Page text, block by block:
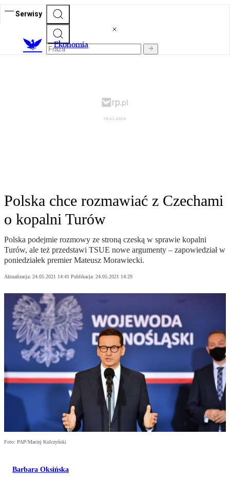
Serwisy
Ekonomia
Polska chce rozmawiać z Czechami
o kopalni Turów
Polska podejmie rozmowy ze stroną czeską w sprawie kopalni
Turów, ale też przedstawi TSUE nowe argumenty – zapowiedział w
poniedziałek premier Mateusz Morawiecki.
Aktualizacja: 24.05.2021 14:41 Publikacja: 24.05.2021 14:29
Foto: PAP/Maciej Kulczyński
Barbara Oksińska